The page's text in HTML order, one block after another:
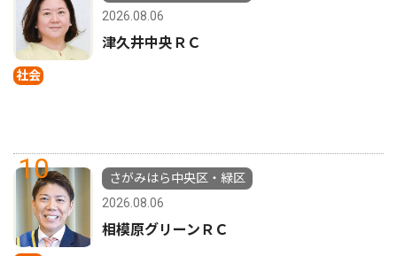
社会
2026.08.06
津久井中央ＲＣ
10
さがみはら中央区・緑区
2026.08.06
相模原グリーンＲＣ